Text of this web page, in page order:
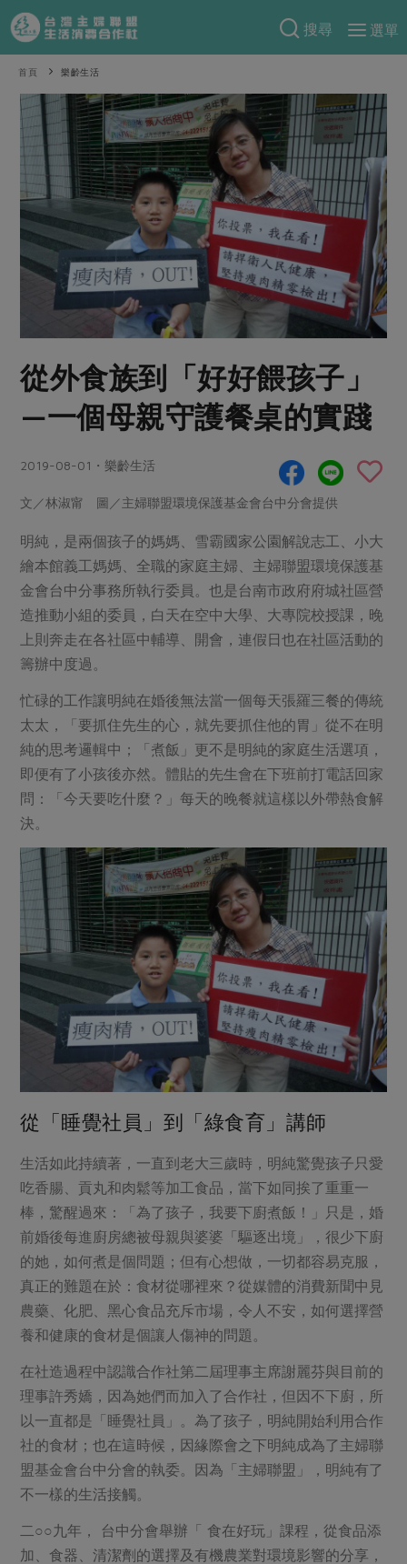
搜尋
選單
產品分類
當季蔬果
一籃菜 當令水果
芽苗類 蕈菇類
辛香料類
奶蛋豆・五穀
乳製品
米麵雜糧
肉品・水產
畜產肉類 水產
調理食材・點心
調味醬料/南北貨 烘焙
休閒零嘴 沖泡飲品
保健食品
居家好物
家庭清潔 織品
日用品 圖書禮品
防災用品
最新產品
優惠專區
素食專區
樂齡友善
食譜料理
食材
米食
麵食
肉食
蛋料理
醬料
湯品．鍋物
漬物
涼拌沙拉
飲品
主題食譜
異國料理
年菜食譜
養身食補
高麗菜海鮮煎餅
特別企畫
預購活動
把最好的台灣味帶回家！
防災用品預購圓滿結束
2026年端午節預購圓滿結束
當季產品
合作25-經典快閃最後一週
合作25-精選產品第四彈
合作25-精選產品第三彈
議題活動
主婦聯盟X樂齡網特約優惠案
30%rPET紅烏龍茶
更多議題活動
把最好的台灣味帶回家！
綠主張
觀點文章
主婦食堂 一籃菜真心話
合作聯合國
樂齡生活 親子食育
廚房瑜伽
關注議題
減硝酸鹽 惜食
非基改運動 支持本土農糧
廢核運動 能源議題
減添加物 減塑減廢
公益金 食農教育
更多議題
綠主張月刊
典藏閱覽室
關於合作社
認識合作社
合作社組織
員工與求才
產品檢驗
自主把關
硝酸鹽檢驗
社員權益
合作社法規
選舉專區
最新消息
媒體報導
下載專區
地區活動
社務會議 地區活動
活動報下載
重要公告
首頁 樂齡生活
從外食族到「好好餵孩子」
—一個母親守護餐桌的實踐
2019-08-01・樂齡生活
文／林淑甯 圖／主婦聯盟環境保護基金會台中分會提供
明純，是兩個孩子的媽媽、雪霸國家公園解說志工、小大
繪本館義工媽媽、全職的家庭主婦、主婦聯盟環境保護基
金會台中分事務所執行委員。也是台南市政府府城社區營
造推動小組的委員，白天在空中大學、大專院校授課，晚
上則奔走在各社區中輔導、開會，連假日也在社區活動的
籌辦中度過。
忙碌的工作讓明純在婚後無法當一個每天張羅三餐的傳統
太太，「要抓住先生的心，就先要抓住他的胃」從不在明
純的思考邏輯中；「煮飯」更不是明純的家庭生活選項，
即便有了小孩後亦然。體貼的先生會在下班前打電話回家
問：「今天要吃什麼？」每天的晚餐就這樣以外帶熱食解
決。
從「睡覺社員」到「綠食育」講師
生活如此持續著，一直到老大三歲時，明純驚覺孩子只愛
吃香腸、貢丸和肉鬆等加工食品，當下如同挨了重重一
棒，驚醒過來：「為了孩子，我要下廚煮飯！」只是，婚
前婚後每進廚房總被母親與婆婆「驅逐出境」，很少下廚
的她，如何煮是個問題；但有心想做，一切都容易克服，
真正的難題在於：食材從哪裡來？從媒體的消費新聞中見
農藥、化肥、黑心食品充斥市場，令人不安，如何選擇營
養和健康的食材是個讓人傷神的問題。
在社造過程中認識合作社第二屆理事主席謝麗芬與目前的
理事許秀嬌，因為她們而加入了合作社，但因不下廚，所
以一直都是「睡覺社員」。為了孩子，明純開始利用合作
社的食材；也在這時候，因緣際會之下明純成為了主婦聯
盟基金會台中分會的執委。因為「主婦聯盟」，明純有了
不一樣的生活接觸。
二○○九年， 台中分會舉辦「 食在好玩」課程，從食品添
加、食器、清潔劑的選擇及有機農業對環境影響的分享，